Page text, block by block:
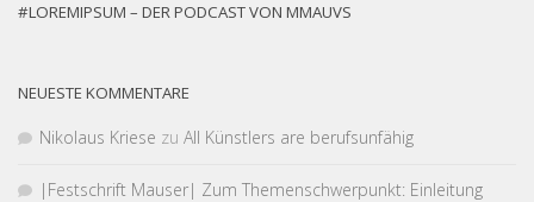
#LOREMIPSUM – DER PODCAST VON MMAUVS
NEUESTE KOMMENTARE
Nikolaus Kriese zu All Künstlers are berufsunfähig
|Fest­schrift Mauser| Zum Themen­schwer­punkt: Einleitung